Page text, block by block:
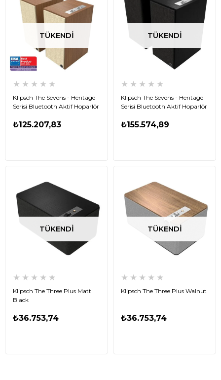
TÜKENDI
★ ★ ★ ★ ★
Klipsch The Sevens - Heritage
Serisi Bluetooth Aktif Hoparlör
₺125.207,83
TÜKENDI
★ ★ ★ ★ ★
Klipsch The Sevens - Heritage
Serisi Bluetooth Aktif Hoparlör
₺155.574,89
TÜKENDI
★ ★ ★ ★ ★
Klipsch The Three Plus Matt
Black
₺36.753,74
TÜKENDI
★ ★ ★ ★ ★
Klipsch The Three Plus Walnut
₺36.753,74